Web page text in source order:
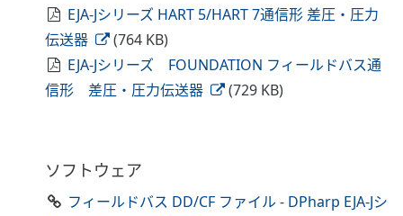
EJA-Jシリーズ HART 5/HART 7通信形 差圧・圧力
伝送器
(764 KB)
EJA-Jシリーズ FOUNDATION フィールドバス通
信形 差圧・圧力伝送器
(729 KB)
ソフトウェア
フィールドバス DD/CF ファイル - DPharp EJA-Jシ